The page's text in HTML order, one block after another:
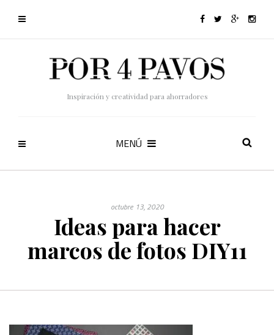
Inspiración y creatividad para ahorradores
MENÚ
octubre 13, 2020
Ideas para hacer
marcos de fotos DIY11